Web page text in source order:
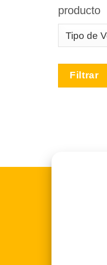
producto
Filtrar